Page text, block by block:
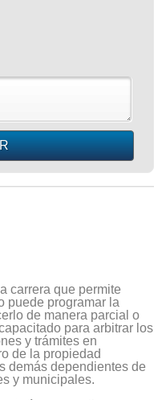
carrera que permite
puede programar la
de manera parcial o
para arbitrar los
y trámites en
de la propiedad
demás dependientes de
y municipales.